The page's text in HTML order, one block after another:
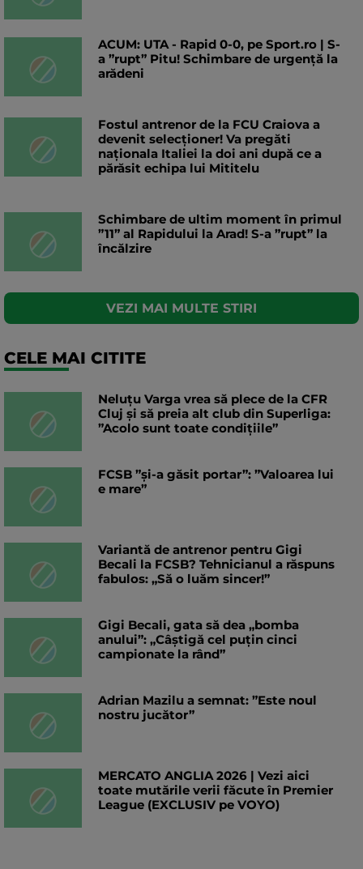
ACUM: UTA - Rapid 0-0, pe Sport.ro | S-
a ”rupt” Pitu! Schimbare de urgență la
arădeni
Fostul antrenor de la FCU Craiova a
devenit selecționer! Va pregăti
naționala Italiei la doi ani după ce a
părăsit echipa lui Mititelu
Schimbare de ultim moment în primul
”11” al Rapidului la Arad! S-a ”rupt” la
încălzire
VEZI MAI MULTE STIRI
CELE MAI CITITE
Neluțu Varga vrea să plece de la CFR
Cluj și să preia alt club din Superliga:
”Acolo sunt toate condițiile”
FCSB ”și-a găsit portar”: ”Valoarea lui
e mare”
Variantă de antrenor pentru Gigi
Becali la FCSB? Tehnicianul a răspuns
fabulos: „Să o luăm sincer!”
Gigi Becali, gata să dea „bomba
anului”: „Câștigă cel puțin cinci
campionate la rând”
Adrian Mazilu a semnat: ”Este noul
nostru jucător”
MERCATO ANGLIA 2026 | Vezi aici
toate mutările verii făcute în Premier
League (EXCLUSIV pe VOYO)